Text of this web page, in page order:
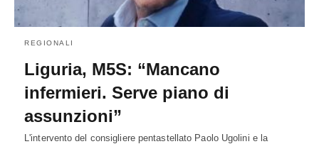
REGIONALI
Liguria, M5S: “Mancano
infermieri. Serve piano di
assunzioni”
L'intervento del consigliere pentastellato Paolo Ugolini e la